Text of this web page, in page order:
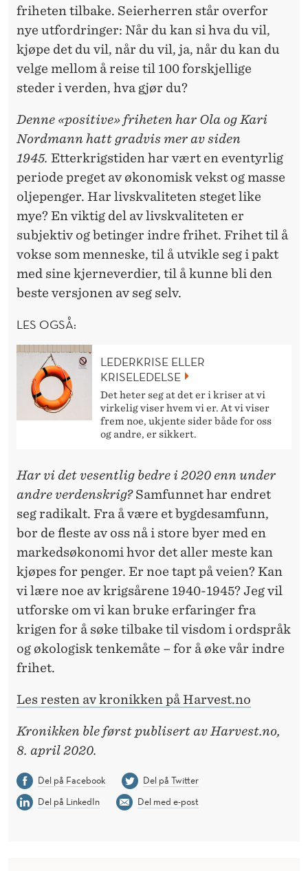
friheten tilbake. Seierherren står overfor
nye utfordringer: Når du kan si hva du vil,
kjøpe det du vil, når du vil, ja, når du kan du
velge mellom å reise til 100 forskjellige
steder i verden, hva gjør du?
Denne «positive» friheten har Ola og Kari
Nordmann hatt gradvis mer av siden
1945. Etterkrigstiden har vært en eventyrlig
periode preget av økonomisk vekst og masse
oljepenger. Har livskvaliteten steget like
mye? En viktig del av livskvaliteten er
subjektiv og betinger indre frihet. Frihet til å
vokse som menneske, til å utvikle seg i pakt
med sine kjerneverdier, til å kunne bli den
beste versjonen av seg selv.
LES OGSÅ:
LEDERKRISE ELLER
KRISELEDELSE
Det heter seg at det er i kriser at vi
virkelig viser hvem vi er. At vi viser
frem noe, ukjente sider både for oss
og andre, er sikkert.
Har vi det vesentlig bedre i 2020 enn under
andre verdenskrig?Samfunnet har endret
seg radikalt. Fra å være et bygdesamfunn,
bor de fleste av oss nå i store byer med en
markedsøkonomi hvor det aller meste kan
kjøpes for penger. Er noe tapt på veien? Kan
vi lære noe av krigsårene 1940-1945? Jeg vil
utforske om vi kan bruke erfaringer fra
krigen for å søke tilbake til visdom i ordspråk
og økologisk tenkemåte – for å øke vår indre
frihet.
Les resten av kronikken på Harvest.no
Kronikken ble først publisert av Harvest.no,
8. april 2020.
Del på Facebook
Del på Twitter
Del på LinkedIn
Del med e-post